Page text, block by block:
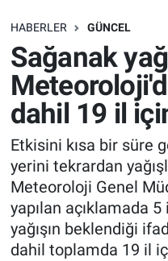
HABERLER GÜNCEL
Sağanak
dahil 19 il
Etkisini kısa bir süre
yerini tekrardan
Meteoroloji Genel
yapılan açıklamada
yağışın beklendiği
dahil toplamda 19 il
SAĞLIK
EKONOMİ
EĞİTİM
ÖZEL HABER
Keşfet
ASTROLOJİ